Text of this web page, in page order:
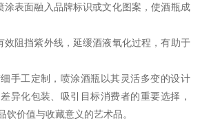
涂表面融入品牌标识或文化图案，使酒瓶成
效阻挡紫外线，延缓酒液氧化过程，有助于
手工定制，喷涂酒瓶以其灵活多变的设计
异化包装、吸引目标消费者的重要选择，
饮价值与收藏意义的艺术品。